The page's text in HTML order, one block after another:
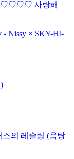
사랑해
- Nissy × SKY-HI-
스의 레슬링 (음탕